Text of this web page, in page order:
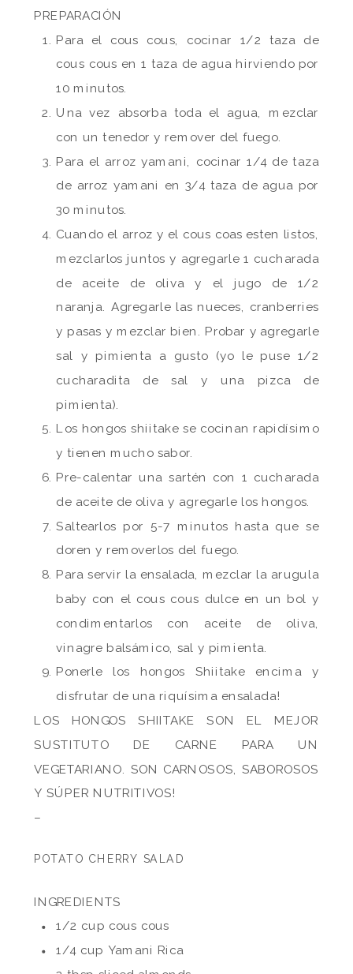
PREPARACIÓN
Para el cous cous, cocinar 1/2 taza de
cous cous en 1 taza de agua hirviendo por
10 minutos.
Una vez absorba toda el agua, mezclar
con un tenedor y remover del fuego.
Para el arroz yamani, cocinar 1/4 de taza
de arroz yamani en 3/4 taza de agua por
30 minutos.
Cuando el arroz y el cous coas esten listos,
mezclarlos juntos y agregarle 1 cucharada
de aceite de oliva y el jugo de 1/2
naranja. Agregarle las nueces, cranberries
y pasas y mezclar bien. Probar y agregarle
sal y pimienta a gusto (yo le puse 1/2
cucharadita de sal y una pizca de
pimienta).
Los hongos shiitake se cocinan rapidísimo
y tienen mucho sabor.
Pre-calentar una sartén con 1 cucharada
de aceite de oliva y agregarle los hongos.
Saltearlos por 5-7 minutos hasta que se
doren y removerlos del fuego.
Para servir la ensalada, mezclar la arugula
baby con el cous cous dulce en un bol y
condimentarlos con aceite de oliva,
vinagre balsámico, sal y pimienta.
Ponerle los hongos Shiitake encima y
disfrutar de una riquísima ensalada!
LOS HONGOS SHIITAKE SON EL MEJOR
SUSTITUTO DE CARNE PARA UN
VEGETARIANO. SON CARNOSOS, SABOROSOS
Y SÚPER NUTRITIVOS!
–
POTATO CHERRY SALAD
INGREDIENTS
1/2 cup cous cous
1/4 cup Yamani Rica